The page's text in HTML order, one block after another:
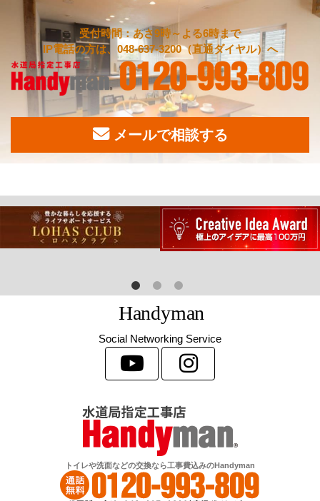
受付時間：あさ9時～よる6時まで
IP電話の方は、048-637-3200（直通ダイヤル）へ
メールで相談する
Handyman
Social Networking Service
トイレや洗面などの交換なら工事費込みのHandyman